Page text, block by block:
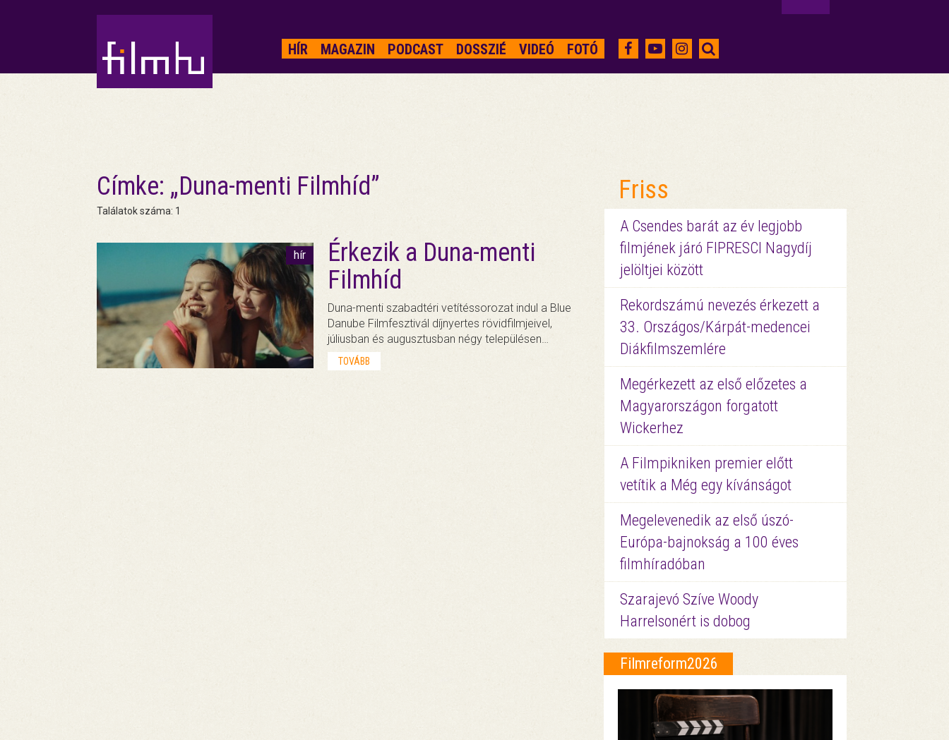
HÍR MAGAZIN PODCAST DOSSZIÉ VIDEÓ FOTÓ
Címke: „Duna-menti Filmhíd”
Találatok száma: 1
hír
Érkezik a Duna-menti
Filmhíd
Duna-menti szabadtéri vetítéssorozat indul a Blue
Danube Filmfesztivál díjnyertes rövidfilmjeivel,
júliusban és augusztusban négy településen…
TOVÁBB
Friss
A Csendes barát az év legjobb
filmjének járó FIPRESCI Nagydíj
jelöltjei között
Rekordszámú nevezés érkezett a
33. Országos/Kárpát-medencei
Diákfilmszemlére
Megérkezett az első előzetes a
Magyarországon forgatott
Wickerhez
A Filmpikniken premier előtt
vetítik a Még egy kívánságot
Megelevenedik az első úszó-
Európa-bajnokság a 100 éves
filmhíradóban
Szarajevó Szíve Woody
Harrelsonért is dobog
Filmreform2026